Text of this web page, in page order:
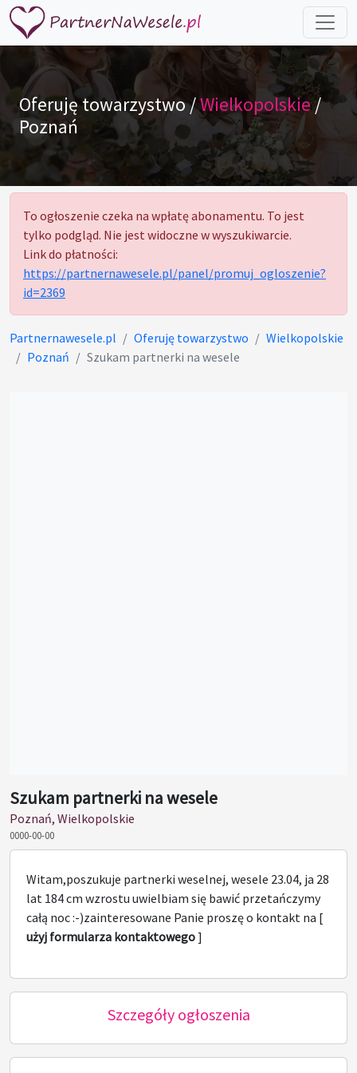
Oferuję towarzystwo /Wielkopolskie/
Poznań
To ogłoszenie czeka na wpłatę abonamentu. To jest
tylko podgląd. Nie jest widoczne w wyszukiwarcie.
Link do płatności:
https://partnernawesele.pl/panel/promuj_ogloszenie?
id=2369
Partnernawesele.pl Oferuję towarzystwo
Wielkopolskie
Poznań
Szukam partnerki na wesele
Szukam partnerki na wesele
Poznań, Wielkopolskie
0000-00-00
Witam,poszukuje partnerki weselnej, wesele 23.04, ja 28
lat 184 cm wzrostu uwielbiam się bawić przetańczymy
całą noc :-)zainteresowane Panie proszę o kontakt na [
użyj formularza kontaktowego]
Szczegóły ogłoszenia